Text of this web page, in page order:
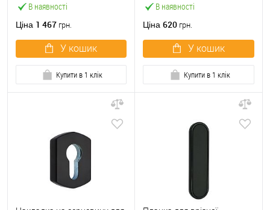
В наявності
Ціна 1 467 грн.
У кошик
Купити в 1 клік
В наявності
Ціна 620 грн.
У кошик
Купити в 1 клік